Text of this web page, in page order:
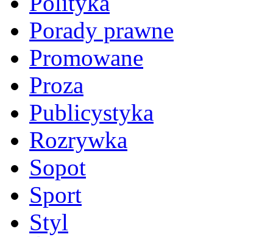
Porady prawne
Promowane
Proza
Publicystyka
Rozrywka
Sopot
Sport
Styl